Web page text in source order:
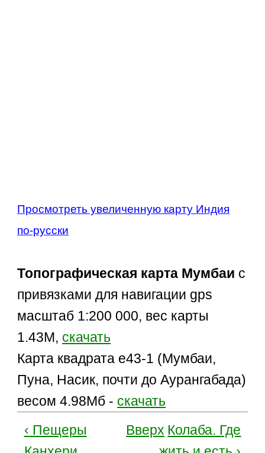
Просмотреть увеличенную карту Индия
по-русски
Топографическая карта Мумбаи с
привязками для навигации gps
масштаб 1:200 000, вес карты
1.43M, скачать
Карта квадрата e43-1 (Мумбаи,
Пуна, Насик, почти до Аурангабада)
весом 4.98Mб - скачать
‹ Пещеры
Вверх Колаба. Где